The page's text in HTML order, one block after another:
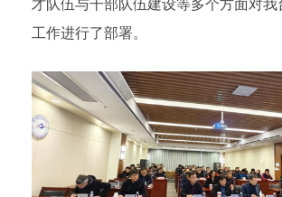
才队伍与干部队伍建设等多个方面对我
工作进行了部署。